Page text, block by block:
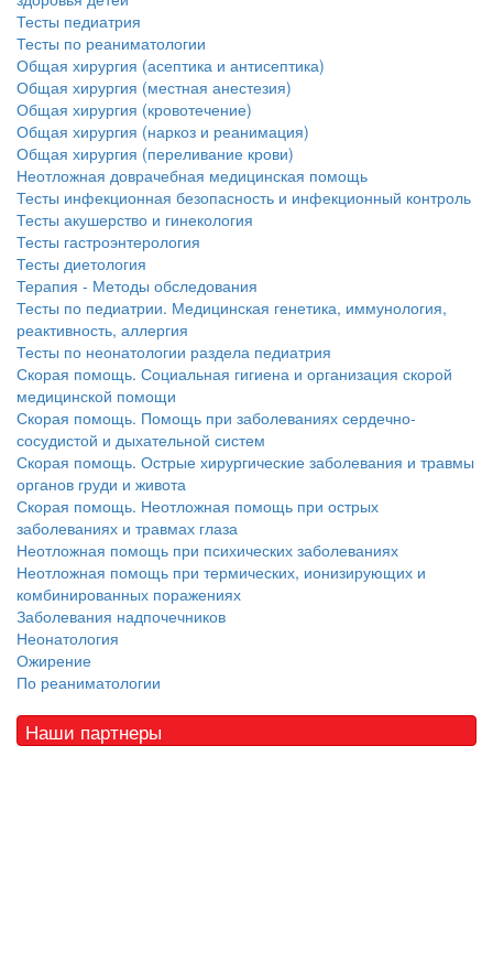
Тесты педиатрия
Тесты по реаниматологии
Общая хирургия (асептика и антисептика)
Общая хирургия (местная анестезия)
Общая хирургия (кровотечение)
Общая хирургия (наркоз и реанимация)
Общая хирургия (переливание крови)
Неотложная доврачебная медицинская помощь
Тесты инфекционная безопасность и инфекционный контроль
Тесты акушерство и гинекология
Тесты гастроэнтерология
Тесты диетология
Терапия - Методы обследования
Тесты по педиатрии. Медицинская генетика, иммунология,
реактивность, аллергия
Тесты по неонатологии раздела педиатрия
Скорая помощь. Социальная гигиена и организация скорой
медицинской помощи
Скорая помощь. Помощь при заболеваниях сердечно-
сосудистой и дыхательной систем
Скорая помощь. Острые хирургические заболевания и травмы
органов груди и живота
Скорая помощь. Неотложная помощь при острых
заболеваниях и травмах глаза
Неотложная помощь при психических заболеваниях
Неотложная помощь при термических, ионизирующих и
комбинированных поражениях
Заболевания надпочечников
Неонатология
Ожирение
По реаниматологии
Наши партнеры